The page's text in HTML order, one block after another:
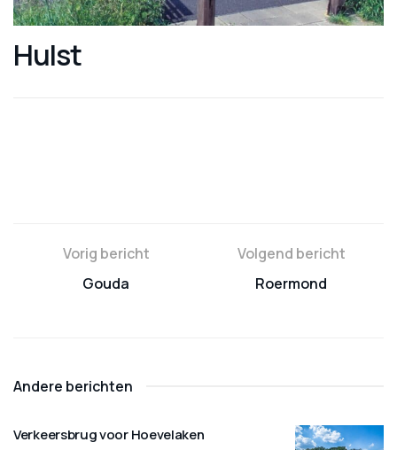
Hulst
Vorig bericht
Gouda
Volgend bericht
Roermond
Andere berichten
Verkeersbrug voor Hoevelaken